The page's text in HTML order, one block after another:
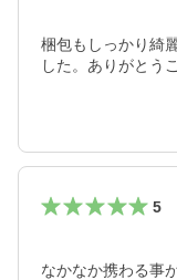
梱包もしっかり綺
した。ありがとう
5
なかなか携わる事